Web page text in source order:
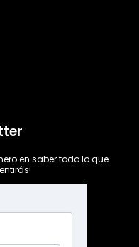
en saber todo lo que